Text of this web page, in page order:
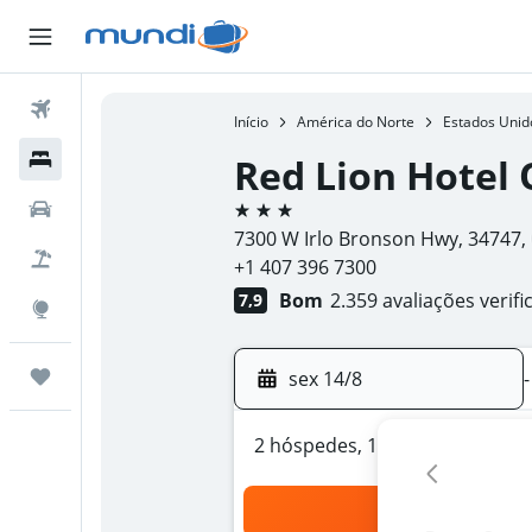
Início América do Norte Estados
Red Lion Hotel
3 estrelas
7300 W Irlo Bronson Hwy,
+1 407 396 7300
7,9 Bom 2.359 avaliações
sex 14/8 -
2 hóspedes, 1 quarto